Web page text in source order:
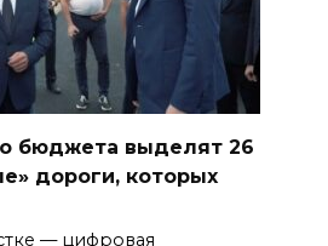
бюджета выделят 26
дороги, которых
— цифровая